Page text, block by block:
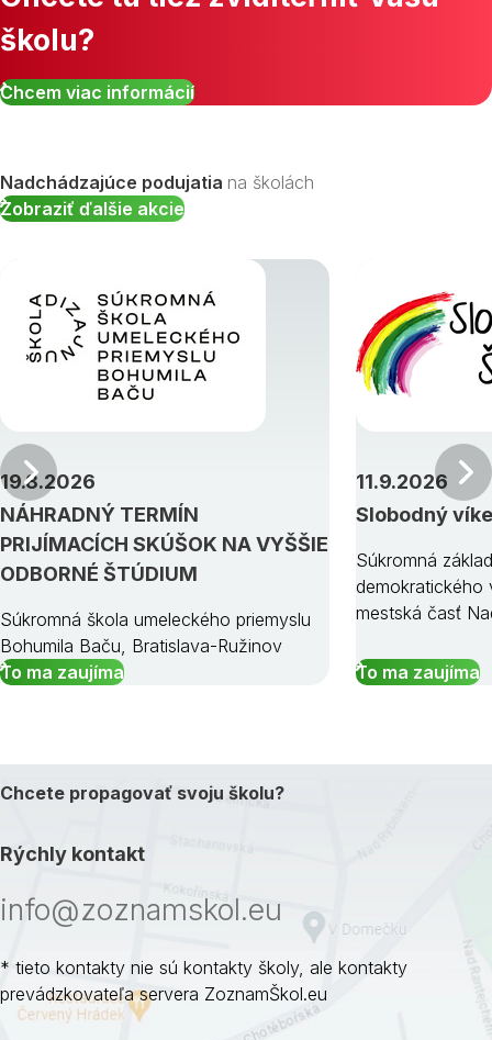
Zobraziť všetky študijné odbory »
školu?
Chcem viac informácií
Nadchádzajúce podujatia na školách
Zobraziť ďalšie akcie
NÁHRADNÝ TERMÍN
PRIJÍMACÍCH SKÚŠOK NA VYŠŠIE
ODBORNÉ ŠTÚDIUM
19.8.2026
Súkromná škola umeleckého priemyslu
Bohumila Baču, Bratislava-Ružinov
To ma zaujíma
Slobodný
11.9.2026
Súkromná
demokratického
mestská časť
To ma zaujíma
Predchádzajúci
Chcete propagovať svoju školu?
Rýchly kontakt
info@zoznamskol.eu
* tieto kontakty nie sú kontakty školy, ale kontakty
prevádzkovateľa servera ZoznamŠkol.eu